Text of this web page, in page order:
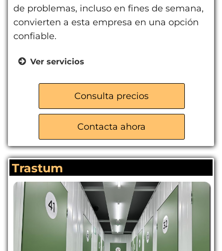
de problemas, incluso en fines de semana,
convierten a esta empresa en una opción
confiable.
Ver servicios
Guardamuebles
Mudanzas y transporte
Control de acceso eficiente
Seguridad y limpieza
Atención todos los días
Consulta precios
Contacta ahora
Trastum